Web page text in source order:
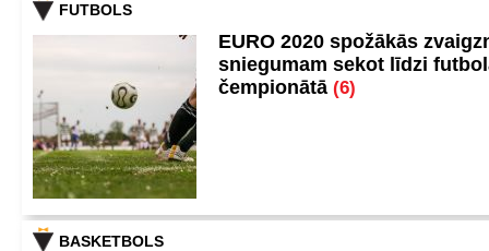
FUTBOLS
EURO 2020 spožākās
sniegumam sekot līdzi
čempionātā (6)
BASKETBOLS